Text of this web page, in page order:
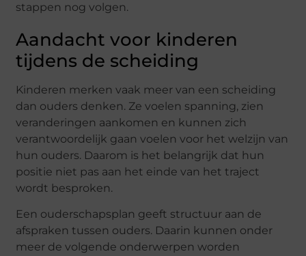
stappen nog volgen.
Aandacht voor kinderen
tijdens de scheiding
Kinderen merken vaak meer van een scheiding
dan ouders denken. Ze voelen spanning, zien
veranderingen aankomen en kunnen zich
verantwoordelijk gaan voelen voor het welzijn van
hun ouders. Daarom is het belangrijk dat hun
positie niet pas aan het einde van het traject
wordt besproken.
Een ouderschapsplan geeft structuur aan de
afspraken tussen ouders. Daarin kunnen onder
meer de volgende onderwerpen worden